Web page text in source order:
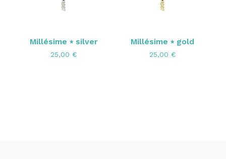
Millésime ⭑ silver
25,00 €
Millésime ⭑ gold
25,00 €